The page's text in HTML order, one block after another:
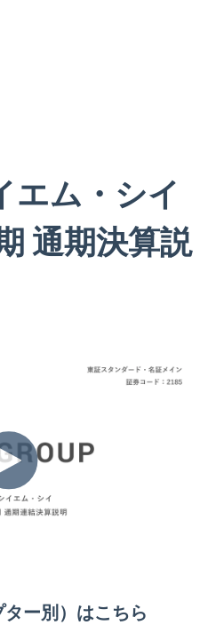
エム・シイ
通期決算説
ター別）はこちら